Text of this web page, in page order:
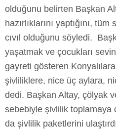
olduğunu belirten Başkan
hazırlıklarını yaptığını,
cıvıl olduğunu söyledi.
yaşatmak ve çocukları
gayreti gösteren
şivliliklere, nice üç aylara,
dedi. Başkan Altay, çölyak
sebebiyle şivlilik toplamaya
da şivlilik paketlerini